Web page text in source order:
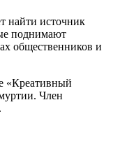
найти источник
поднимают
общественников и
«Креативный
Член